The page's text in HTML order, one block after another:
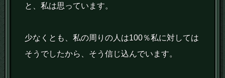
と、私は思っています。
少なくとも、私の周りの人は100％私に対しては
そうでしたから、そう信じ込んでいます。